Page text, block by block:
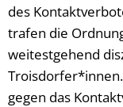
des
trafen die
weitestgehend
gegen das